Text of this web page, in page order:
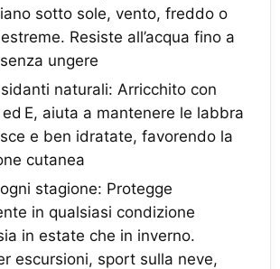
sotto sole, vento, freddo o
Resiste all’acqua fino a
ungere
naturali: Arricchito con
E, aiuta a mantenere le labbra
e ben idratate, favorendo la
cutanea
stagione: Protegge
in qualsiasi condizione
in estate che in inverno.
escursioni, sport sulla neve,